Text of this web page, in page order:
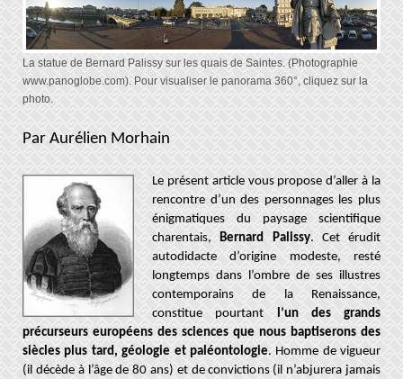
La statue de Bernard Palissy sur les quais de Saintes. (Photographie
www.panoglobe.com). Pour visualiser le panorama 360°, cliquez sur la
photo.
Par Aurélien Morhain
Le présent article vous propose d’aller à la
rencontre d’un des personnages les plus
énigmatiques du paysage scientifique
charentais,Bernard Palissy. Cet érudit
autodidacte d’origine modeste, resté
longtemps dans l’ombre de ses illustres
contemporains de la Renaissance,
constitue pourtantl’un des grands
précurseurs européens des sciences que nous baptiserons des
siècles plus tard, géologie et paléontologie. Homme de vigueur
(il décède à l’âge de 80 ans) et de convictions (il n’abjurera jamais